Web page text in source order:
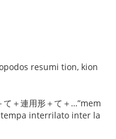
resumi tion, kion
て＋連用形＋て＋…”mem
interrilato inter la